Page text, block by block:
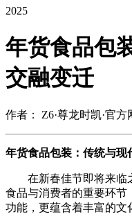
2025
年货食品包
交融变迁
作者： Z6·尊龙时凯·官方
年货食品包装：传统与现
在新春佳节即将来临
食品与消费者的重要环节
功能，更蕴含着丰富的文